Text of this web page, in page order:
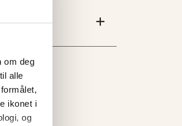
om deg
alle
ikonet i
og